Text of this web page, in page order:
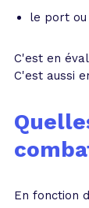
le port ou
C'est en
C'est aussi
En fonction